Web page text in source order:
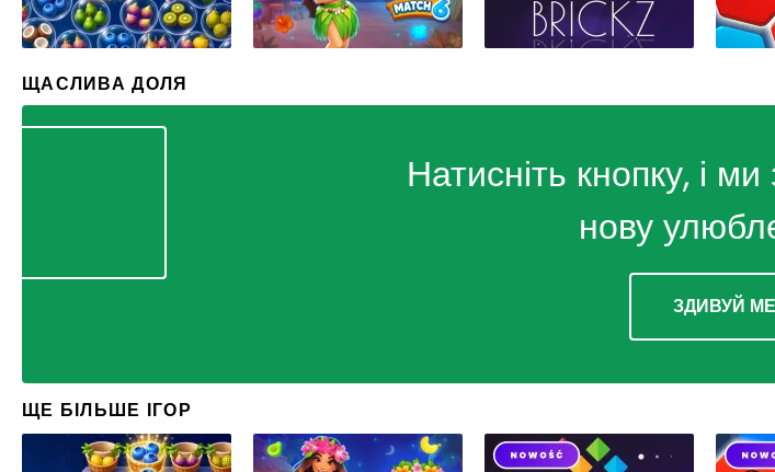
ЩАСЛИВА ДОЛЯ
Натисніть кнопку, і
нову
ЗДИВУЙ
ЩЕ БІЛЬШЕ ІГОР